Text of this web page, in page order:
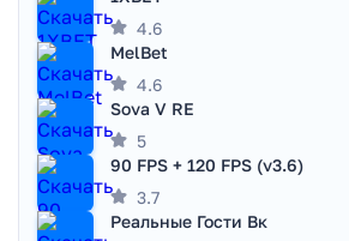
4.6
MelBet
4.6
Sova V RE
5
90 FPS + 120 FPS (v3.6)
3.7
Реальные Гости Вк